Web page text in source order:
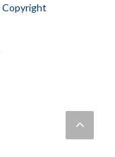
Copyright